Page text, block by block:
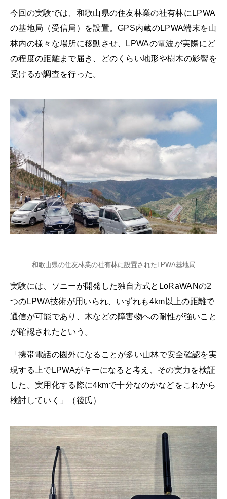
今回の実験では、和歌山県の住友林業の社有林にLPWA
の基地局（受信局）を設置。GPS内蔵のLPWA端末を山
林内の様々な場所に移動させ、LPWAの電波が実際にど
の程度の距離まで届き、どのくらい地形や樹木の影響を
受けるか調査を行った。
和歌山県の住友林業の社有林に設置されたLPWA基地局
実験には、ソニーが開発した独自方式とLoRaWANの2
つのLPWA技術が用いられ、いずれも4km以上の距離で
通信が可能であり、木などの障害物への耐性が強いこと
が確認されたという。
「携帯電話の圏外になることが多い山林で安全確認を実
現する上でLPWAがキーになると考え、その実力を検証
した。実用化する際に4kmで十分なのかなどをこれから
検討していく」（後氏）